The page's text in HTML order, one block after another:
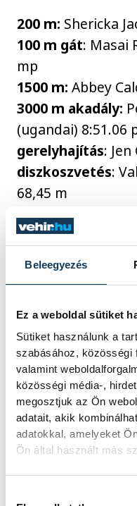
Beleegyezés
Ez a weboldal sütiket
Sütiket használunk a
szabásához, közösségi
valamint
közösségi média-,
megosztjuk az Ön
adatait, akik
adatokkal, amelyeket
Ön által használt más
200 m: Shericka
100 m gát: Masai
mp
1500 m: Abbey
3000 m akadály:
(ugandai) 8:51.06
gerelyhajítás:
diszkoszvetés:
68,45 m
magasugrás
:
m
SZERZŐ